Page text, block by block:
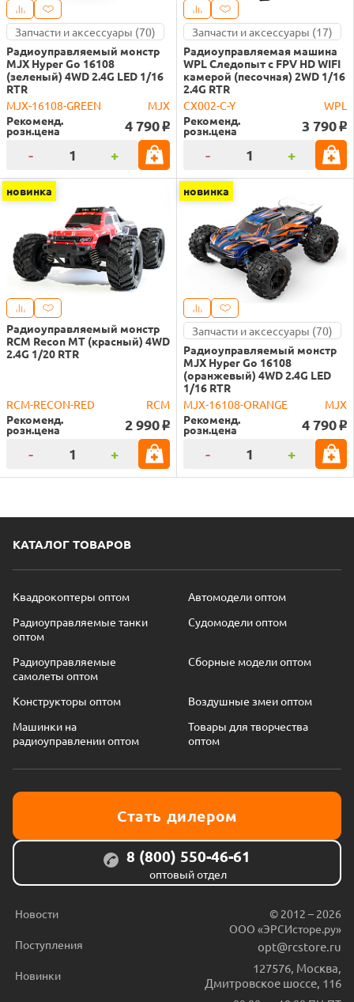
Запчасти и аксессуары (70)
Радиоуправляемый монстр
MJX Hyper Go 16108
(зеленый) 4WD 2.4G LED 1/16
RTR
MJX-16108-GREEN
MJX
Рекоменд.
розн.цена 4 790 o
- +
Запчасти и аксессуары (17)
Радиоуправляемая машина
WPL Следопыт с FPV HD WIFI
камерой (песочная) 2WD 1/16
2.4G RTR
CX002-C-Y
WPL
Рекоменд.
розн.цена 3 790 o
- +
новинка
Радиоуправляемый монстр
RCM Recon MT (красный) 4WD
2.4G 1/20 RTR
RCM-RECON-RED
RCM
Рекоменд.
розн.цена 2 990 o
- +
новинка
Запчасти и аксессуары (70)
Радиоуправляемый монстр
MJX Hyper Go 16108
(оранжевый) 4WD 2.4G LED
1/16 RTR
MJX-16108-ORANGE
MJX
Рекоменд.
розн.цена 4 790 o
- +
КАТАЛОГ ТОВАРОВ
Квадрокоптеры оптом
Автомодели оптом
Радиоуправляемые танки
оптом
Судомодели оптом
Радиоуправляемые
самолеты оптом
Сборные модели оптом
Конструкторы оптом
Воздушные змеи оптом
Машинки на
радиоуправлении оптом
Товары для творчества
оптом
Стать дилером
8 (800) 550-46-61
оптовый отдел
Новости
Поступления
Новинки
© 2012 – 2026
ООО «ЭРСИсторе.ру»
opt@rcstore.ru
127576 Москва
Дмитровское шоссе, 116